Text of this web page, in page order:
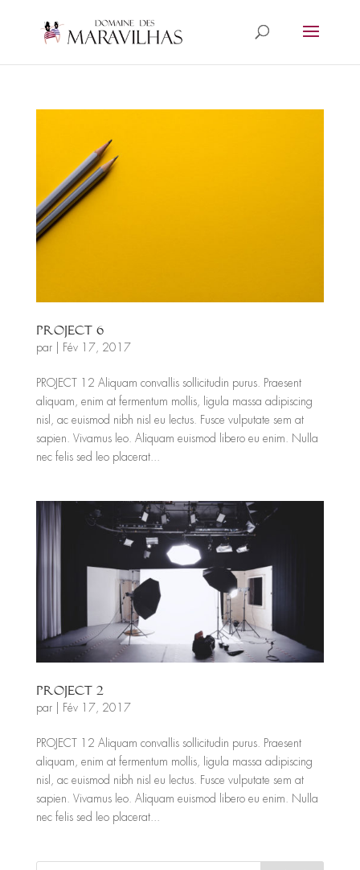
PROJECT 6
par Fév 17, 2017
PROJECT 12 Aliquam convallis sollicitudin purus. Praesent
aliquam, enim at fermentum mollis, ligula massa adipiscing
nisl, ac euismod nibh nisl eu lectus. Fusce vulputate sem at
sapien. Vivamus leo. Aliquam euismod libero eu enim. Nulla
nec felis sed leo placerat...
PROJECT 2
par Fév 17, 2017
PROJECT 12 Aliquam convallis sollicitudin purus. Praesent
aliquam, enim at fermentum mollis, ligula massa adipiscing
nisl, ac euismod nibh nisl eu lectus. Fusce vulputate sem at
sapien. Vivamus leo. Aliquam euismod libero eu enim. Nulla
nec felis sed leo placerat...